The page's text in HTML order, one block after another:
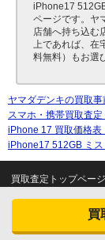
買
iPhone17
ページです。ヤ
店舗へ持ち込む
上であれば、在
料無料）もお選
ヤマダデンキの買取
スマホ・携帯買取査
iPhone 17 買取価格表
iPhone17 512GB ミ
買取査定トップページ
タブレット買取査定
スマートウォッチ買取